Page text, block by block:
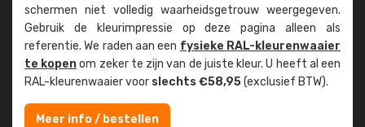
schermen niet volledig waarheids­­getrouw weer­gegeven.
Gebruik de kleur­impressie op deze pagina alleen als
referentie. We raden aan een fysieke RAL-kleuren­waaier
te kopenom zeker te zijn van de juiste kleur. U heeft al een
RAL-kleuren­waaier voor slechts €58,95(exclusief BTW).
Meer info / bestellen